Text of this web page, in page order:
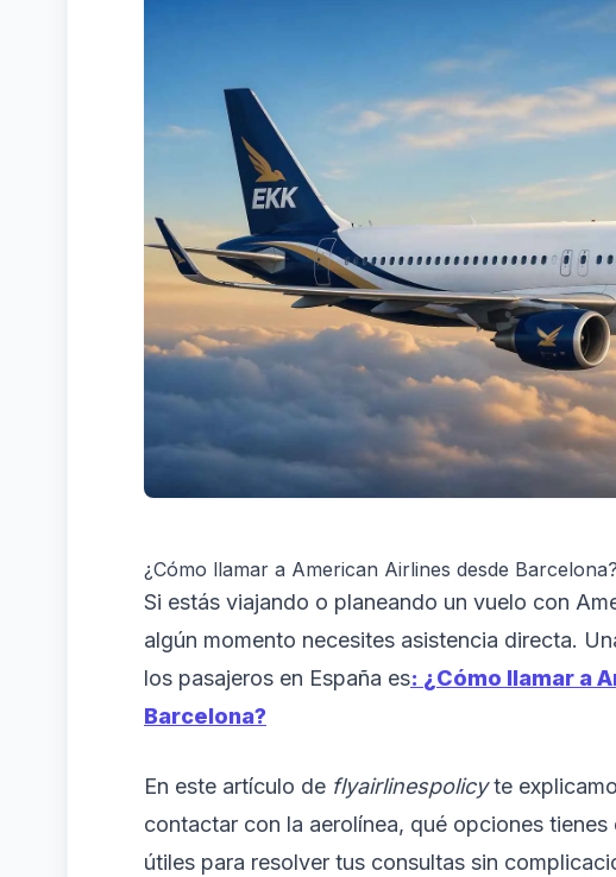
¿Cómo llamar a American Airlines desde
Si estás viajando o planeando un vuelo con
algún momento necesites asistencia directa.
los pasajeros en España es: ¿Cómo llamar a
Barcelona?
En este artículo de flyairlinespolicyte
contactar con la aerolínea, qué opciones
útiles para resolver tus consultas sin